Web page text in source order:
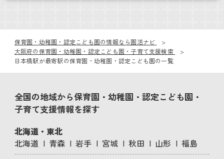
保育園・幼稚園・認定こども園の情報なら園活ナビ
大阪府の保育園・幼稚園・認定こども園・子育て支援検索
日本橋駅が最寄駅の保育園・幼稚園・認定こども園の一覧
全国の地域から保育園・幼稚園・認定こども園・
子育て支援情報を探す
北海道・東北
北海道
青森 岩手 宮城 秋田 山形
福島